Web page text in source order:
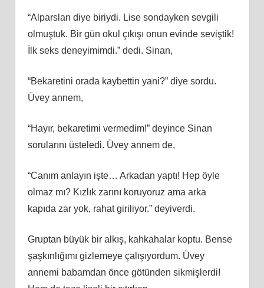
“Alparslan diye biriydi. Lise sondayken sevgili
olmuştuk. Bir gün okul çıkışı onun evinde seviştik!
İlk seks deneyimimdi.” dedi. Sinan,
“Bekaretini orada kaybettin yani?” diye sordu.
Üvey annem,
“Hayır, bekaretimi vermedim!” deyince Sinan
sorularını üsteledi. Üvey annem de,
“Canım anlayın işte… Arkadan yaptı! Hep öyle
olmaz mı? Kızlık zarını koruyoruz ama arka
kapıda zar yok, rahat giriliyor.” deyiverdi.
Gruptan büyük bir alkış, kahkahalar koptu. Bense
şaşkınlığımı gizlemeye çalışıyordum. Üvey
annemi babamdan önce götünden sikmişlerdi!